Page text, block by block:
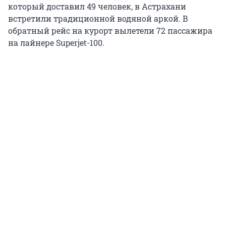
который доставил 49 человек, в Астрахани
встретили традиционной водяной аркой. В
обратный рейс на курорт вылетели 72 пассажира
на лайнере Superjet-100.